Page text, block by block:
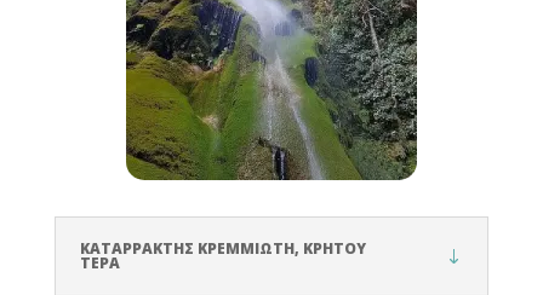
ΚΑΤΑΡΡΑΚΤΗΣ ΚΡΕΜΜΙΩΤΗ, ΚΡΗΤΟΥ
ΤΕΡΑ